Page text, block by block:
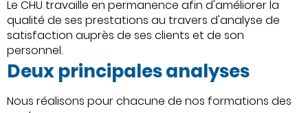
Le CHU travaille en permanence afin d'améliorer la
qualité de ses prestations au travers d'analyse de
satisfaction auprès de ses clients et de son
personnel.
Deux principales analyses
Nous réalisons pour chacune de nos formations des